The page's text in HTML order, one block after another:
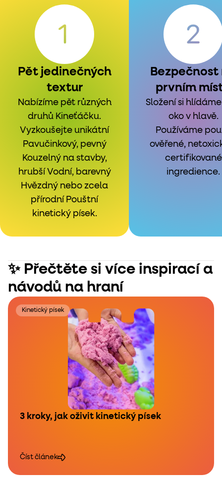
Pět jedinečných
textur
Nabízíme pět různých
druhů Kineťáčku.
Vyzkoušejte unikátní
Pavučinkový, pevný
Kouzelný na stavby,
hrubší Vodní, barevný
Hvězdný nebo zcela
přírodní Pouštní
kinetický písek.
Bezpečnost
prvním
Složení si
oko v hlavě.
Používáme
ověřené,
certifikované
ingredience.
✨ Přečtěte si více inspirací a
návodů na hraní
Kinetický písek
3 kroky, jak oživit kinetický písek
Číst článek